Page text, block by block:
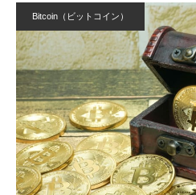
Bitcoin（ビットコイン）